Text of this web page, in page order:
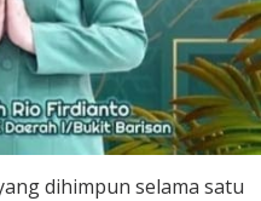
dihimpun selama satu